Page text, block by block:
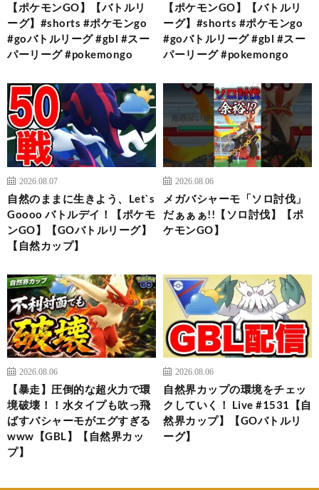
【ポケモンGO】【バトルリ
ーグ】#shorts #ポケモンgo
#goバトルリーグ #gbl #スー
パーリーグ #pokemongo
【ポケモンGO】【バトルリ
ーグ】#shorts #ポケモンgo
#goバトルリーグ #gbl #スー
パーリーグ #pokemongo
2026.08.07
自然のままに生きよう、Let`s
Goooo バトルデイ！【ポケモ
ンGO】【GOバトルリーグ】
【自然カップ】
2026.08.06
メガバシャーモ「ソロ討伐」
だぁぁぁ!!【ソロ討伐】【ポ
ケモンGO】
2026.08.06
【暴走】圧倒的な超火力で環
境破壊！！水タイプも吹っ飛
ばすバシャーモがエグすぎる
www【GBL】【自然界カッ
プ】
2026.08.06
自然界カップの環境をチェッ
クしていく！ Live #1531【自
然界カップ】【GOバトルリ
ーグ】